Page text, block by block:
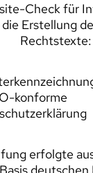
Check für
Erstellung
Rechtstexte:
konforme
erfolgte